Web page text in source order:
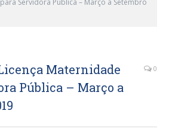
Servidora Pública – Março a Setembro
Maternidade
Pública – Março a
0